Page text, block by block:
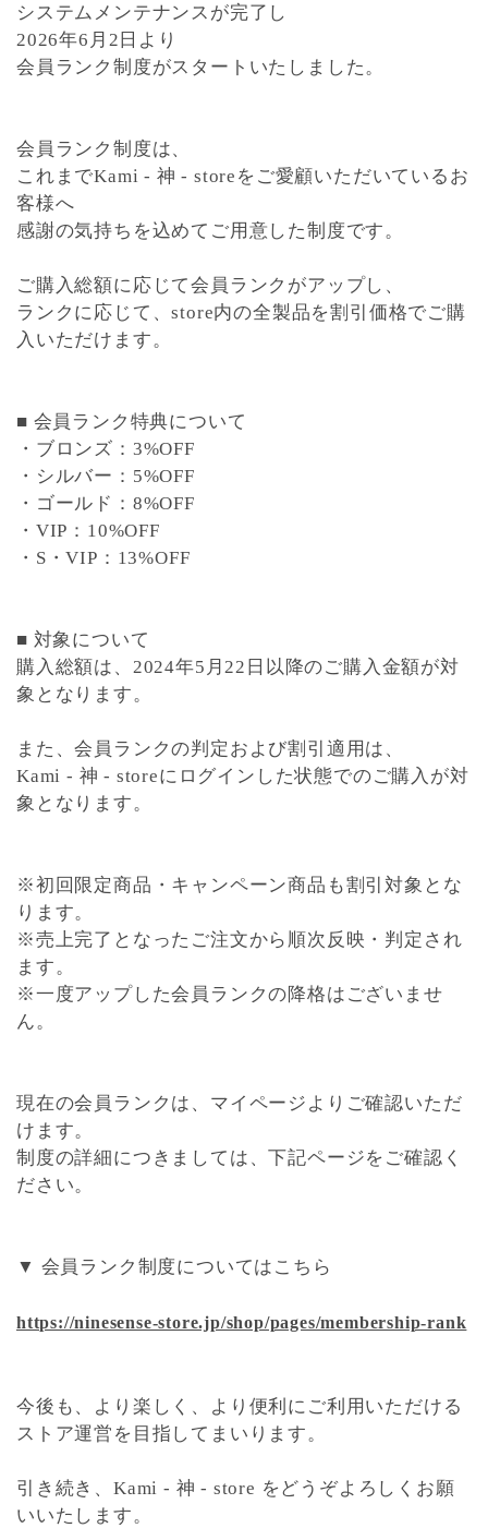
システムメンテナンスが完了し
2026年6月2日より
会員ランク制度がスタートいたしました。
会員ランク制度は、
これまでKami - 神 - storeをご愛顧いただいているお
客様へ
感謝の気持ちを込めてご用意した制度です。
ご購入総額に応じて会員ランクがアップし、
ランクに応じて、store内の全製品を割引価格でご購
入いただけます。
■ 会員ランク特典について
・ブロンズ：3%OFF
・シルバー：5%OFF
・ゴールド：8%OFF
・VIP：10%OFF
・S・VIP：13%OFF
■ 対象について
購入総額は、 2024年5月22日以降のご購入金額が対
象となります。
また、会員ランクの判定および割引適用は、
Kami - 神 - storeにログインした状態でのご購入 が対
象となります。
※初回限定商品・キャンペーン商品も割引対象とな
ります。
※売上完了となったご注文から順次反映・判定され
ます。
※一度アップした会員ランクの降格はございませ
ん。
現在の会員ランクは、マイページよりご確認いただ
けます。
制度の詳細につきましては、下記ページをご確認く
ださい。
▼ 会員ランク制度についてはこちら
https://ninesense-store.jp/shop/pages/membership-rank
今後も、より楽しく、より便利にご利用いただける
ストア運営を目指してまいります。
引き続き、Kami - 神 - store をどうぞよろしくお願
いいたします。